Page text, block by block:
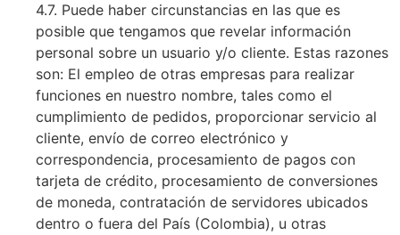
4.7. Puede haber circunstancias en las que es
posible que tengamos que revelar información
personal sobre un usuario y/o cliente. Estas razones
son: El empleo de otras empresas para realizar
funciones en nuestro nombre, tales como el
cumplimiento de pedidos, proporcionar servicio al
cliente, envío de correo electrónico y
correspondencia, procesamiento de pagos con
tarjeta de crédito, procesamiento de conversiones
de moneda, contratación de servidores ubicados
dentro o fuera del País (Colombia), u otras